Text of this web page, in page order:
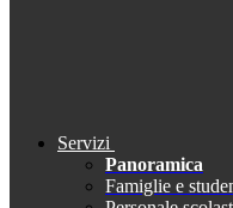
Servizi
Panoramica
Famiglie e